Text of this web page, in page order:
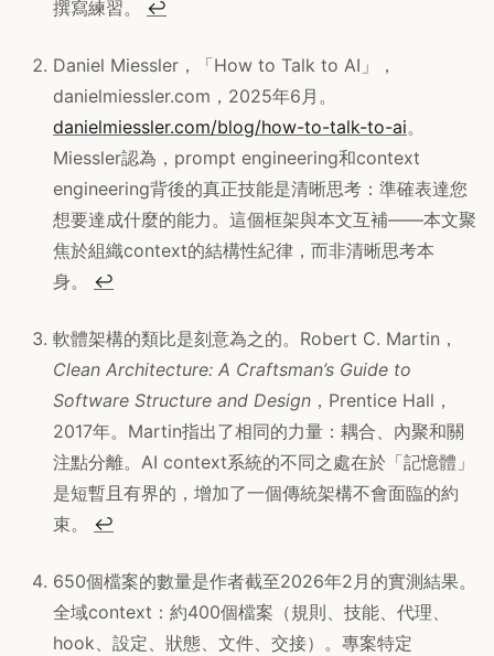
撰寫練習。 ↩
Daniel Miessler，「How to Talk to AI」，
danielmiessler.com，2025年6月。
danielmiessler.com/blog/how-to-talk-to-ai。
Miessler認為，prompt engineering和context
engineering背後的真正技能是清晰思考：準確表達您
想要達成什麼的能力。這個框架與本文互補——本文聚
焦於組織context的結構性紀律，而非清晰思考本
身。 ↩
軟體架構的類比是刻意為之的。Robert C. Martin，
Clean Architecture: A Craftsman’s Guide to
Software Structure and Design ，Prentice Hall，
2017年。Martin指出了相同的力量：耦合、內聚和關
注點分離。AI context系統的不同之處在於「記憶體」
是短暫且有界的，增加了一個傳統架構不會面臨的約
束。 ↩
650個檔案的數量是作者截至2026年2月的實測結果。
全域context：約400個檔案（規則、技能、代理、
hook、設定、狀態、文件、交接）。專案特定